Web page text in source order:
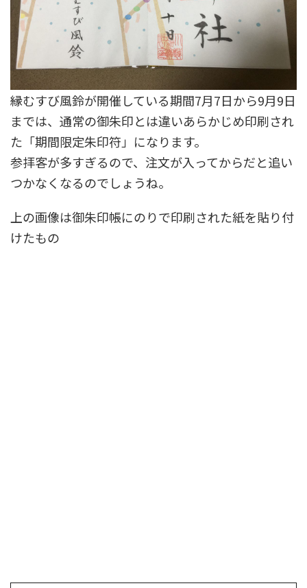
縁むすび風鈴が開催している期間7月7日から9月9日
までは、通常の御朱印とは違いあらかじめ印刷され
た「期間限定朱印符」になります。
参拝客が多すぎるので、注文が入ってからだと追い
つかなくなるのでしょうね。
上の画像は御朱印帳にのりで印刷された紙を貼り付
けたもの